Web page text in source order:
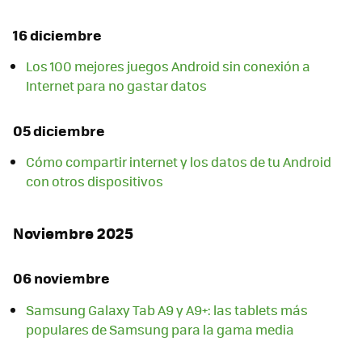
16 diciembre
Los 100 mejores juegos Android sin conexión a
Internet para no gastar datos
05 diciembre
Cómo compartir internet y los datos de tu Android
con otros dispositivos
Noviembre 2025
06 noviembre
Samsung Galaxy Tab A9 y A9+: las tablets más
populares de Samsung para la gama media